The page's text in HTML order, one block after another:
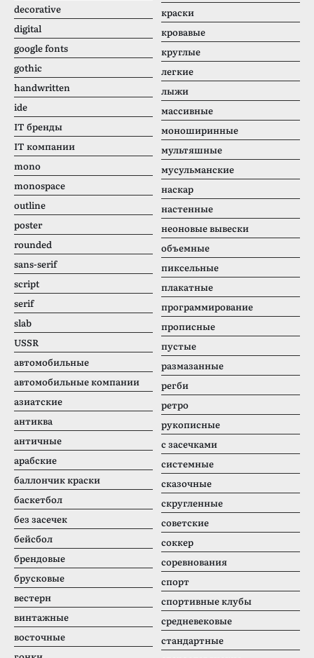
decorative
digital
google fonts
gothic
handwritten
ide
IT бренды
IT компании
mono
monospace
outline
poster
rounded
sans-serif
script
serif
slab
USSR
автомобильные
автомобильные компании
азиатские
антиква
античные
арабские
баллончик краски
баскетбол
без засечек
бейсбол
брендовые
брусковые
вестерн
винтажные
восточные
краски
кровавые
круглые
легкие
лыжи
массивные
моноширинные
мультяшные
мусульманские
наскар
настенные
неоновые вывески
объемные
пиксельные
плакатные
программирование
прописные
пустые
размазанные
регби
ретро
рукописные
с засечками
системные
сказочные
скругленные
советские
соккер
соревнования
спорт
спортивные клубы
средневековые
стандартные